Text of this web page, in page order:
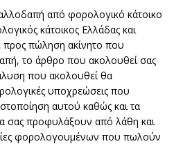
από φορολογικό κάτοικο
κάτοικος Ελλάδας και
προς πώληση ακίνητο που
το άρθρο που ακολουθεί σας
που ακολουθεί θα
υποχρεώσεις που
αυτού καθώς και τα
σας προφυλάξουν από λάθη και
φορολογουμένων που πωλούν